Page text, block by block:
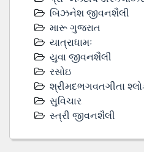
બિઝનેશ જીવનશૈલી
મારૂ ગુજરાત
યાત્રાધામઃ
યુવા જીવનશૈલી
રસોઇ
શ્રીમદભગવતગીતા
સુવિચાર
સ્ત્રી જીવનશૈલી